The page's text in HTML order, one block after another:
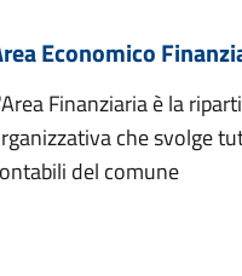
Economico
Finanziaria è la
che svolge
del comune